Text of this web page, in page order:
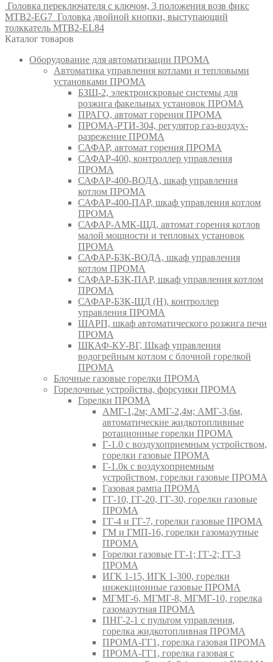
Головка переключателя с ключом, 3 положения возв фикс
MTB2-EG7 Головка двойной кнопки, выступающий
толккатель MTB2-EL84
Каталог товаров
Оборудование для автоматизации ПРОМА
Автоматика управления котлами и тепловыми
установками ПРОМА
БЗШ-2, электроискровые системы для
розжига факельных установок ПРОМА
ПРАГО, автомат горения ПРОМА
ПРОМА-РТИ-304, регулятор газ-воздух-
разрежение ПРОМА
САФАР, автомат горения ПРОМА
САФАР-400, контроллер управления
ПРОМА
САФАР-400-ВОДА, шкаф управления
котлом ПРОМА
САФАР-400-ПАР, шкаф управления котлом
ПРОМА
САФАР-АМК-ЩД, автомат горения котлов
малой мощности и тепловых установок
ПРОМА
САФАР-БЗК-ВОДА, шкаф управления
котлом ПРОМА
САФАР-БЗК-ПАР, шкаф управления котлом
ПРОМА
САФАР-БЗК-ЩД (Н), контроллер
управления ПРОМА
ШАРП, шкаф автоматического розжига печи
ПРОМА
ШКАФ-КУ-ВГ, Шкаф управления
водогрейным котлом с блочной горелкой
ПРОМА
Блочные газовые горелки ПРОМА
Горелочные устройства, форсунки ПРОМА
Горелки ПРОМА
АМГ-1,2м; АМГ-2,4м; АМГ-3,6м,
автоматические жидкотопливные
ротационные горелки ПРОМА
Г-1.0 с воздухоприемным устройством,
горелки газовые ПРОМА
Г-1.0к с воздухоприемным
устройством, горелки газовые ПРОМА
Газовая рампа ПРОМА
ГГ-10, ГГ-20, ГГ-30, горелки газовые
ПРОМА
ГГ-4 и ГГ-7, горелки газовые ПРОМА
ГМ и ГМП-16, горелки газомазутные
ПРОМА
Горелки газовые ГГ-1; ГГ-2; ГГ-3
ПРОМА
ИГК 1-15, ИГК 1-300, горелки
инжекционные газовые ПРОМА
МГМГ-6, МГМГ-8, МГМГ-10, горелка
газомазутная ПРОМА
ПНГ-2-1 с пультом управления,
горелка жидкотопливная ПРОМА
ПРОМА-ГГ1, горелка газовая ПРОМА
ПРОМА-ГГ1, горелка газовая с